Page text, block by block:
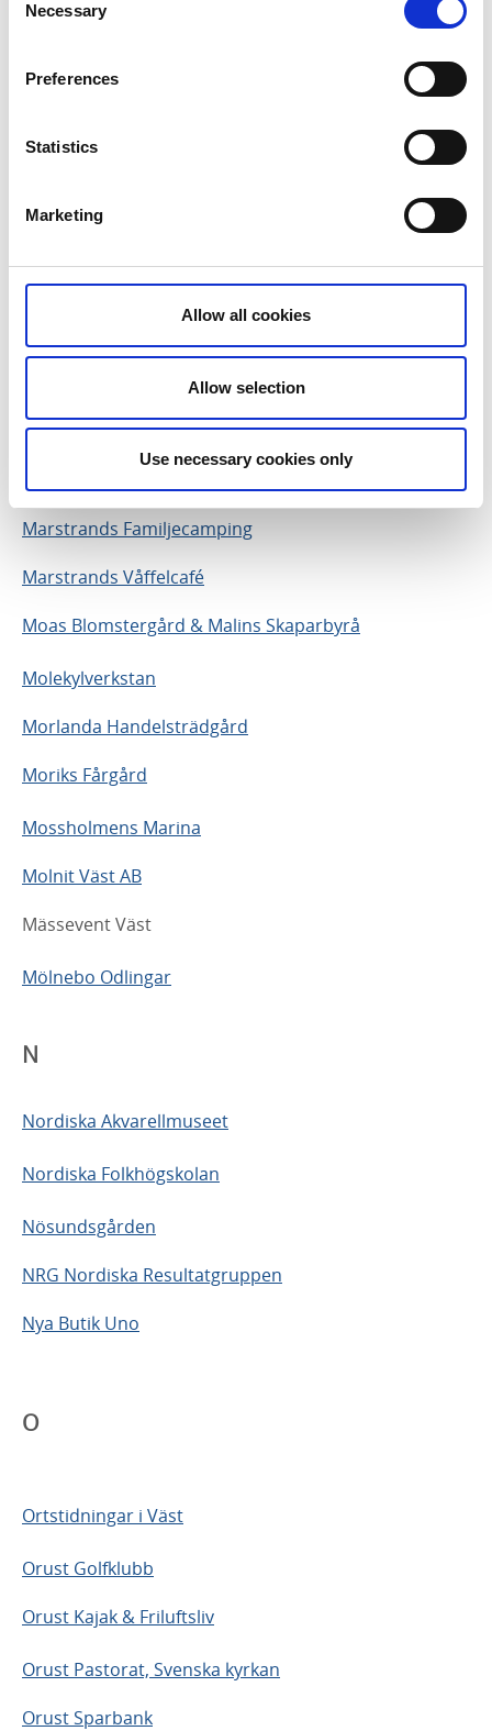
Selection
Necessary
Preferences
Statistics
Marketing
Allow all cookies
Allow selection
Use necessary cookies only
Lådfabriken - Bed and Breakfast
Magasinet Härön
Mareblå & Havsguiderna
Marstrands Brygghus
Marstrands Kurhotell
Marstrands Dyk & Skeppshandel
Marstrands Familjecamping
Marstrands Våffelcafé
Moas Blomstergård & Malins Skaparbyrå
Molekylverkstan
Morlanda Handelsträdgård
Moriks Fårgård
Mossholmens Marina
Molnit Väst AB
Mässevent Väst
Mölnebo Odlingar
N
Nordiska Akvarellmuseet
Nordiska Folkhögskolan
Nösundsgården
NRG Nordiska Resultatgruppen
Nya Butik Uno
O
Ortstidningar i Väst
Orust Golfklubb
Orust Kajak & Friluftsliv
Orust Pastorat, Svenska kyrkan
Orust Sparbank